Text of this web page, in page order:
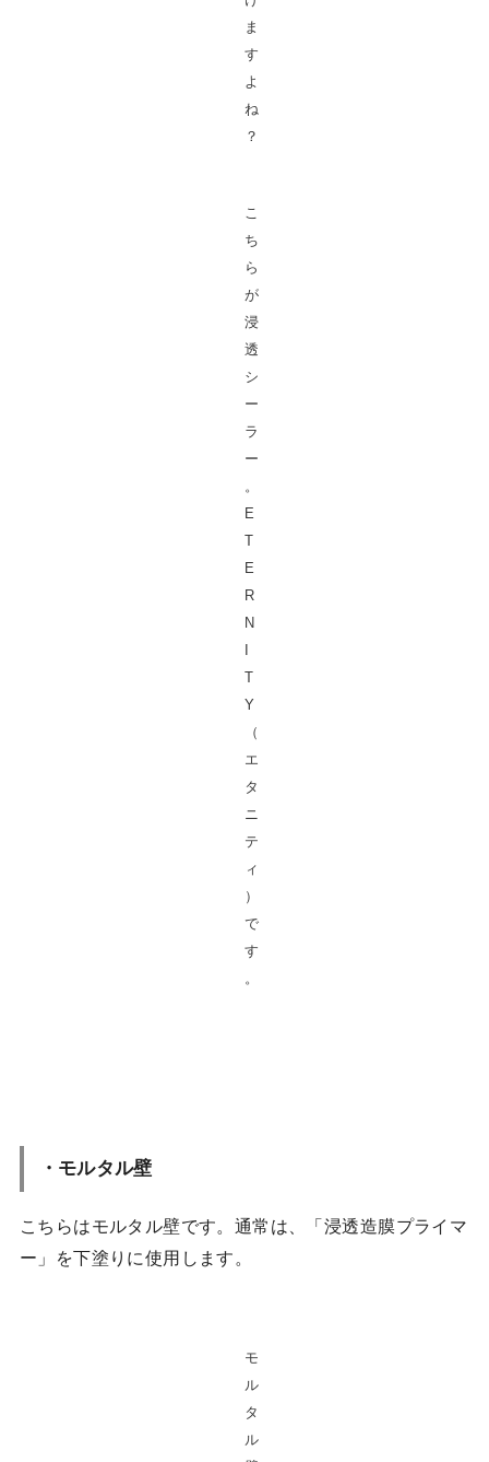
ま
す
よ
ね
？
こ
ち
ら
が
浸
透
シ
ー
ラ
ー
。
E
T
E
R
N
I
T
Y
（
エ
タ
ニ
テ
ィ
）
で
す
。
・モルタル壁
こちらはモルタル壁です。通常は、「浸透造膜プライマ
ー」を下塗りに使用します。
モ
ル
タ
ル